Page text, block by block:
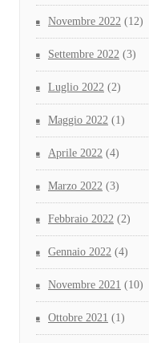
Novembre 2022 (12)
Settembre 2022 (3)
Luglio 2022 (2)
Maggio 2022 (1)
Aprile 2022 (4)
Marzo 2022 (3)
Febbraio 2022 (2)
Gennaio 2022 (4)
Novembre 2021 (10)
Ottobre 2021 (1)